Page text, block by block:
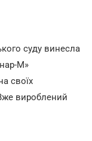
суду винесла
М»
своїх
вироблений